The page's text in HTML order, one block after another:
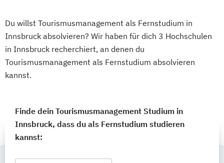
Du willst Tourismusmanagement als Fernstudium in
Innsbruck absolvieren? Wir haben für dich 3 Hochschulen
in Innsbruck recherchiert, an denen du
Tourismusmanagement als Fernstudium absolvieren
kannst.
Finde dein Tourismusmanagement Studium in
Innsbruck, dass du als Fernstudium studieren
kannst: